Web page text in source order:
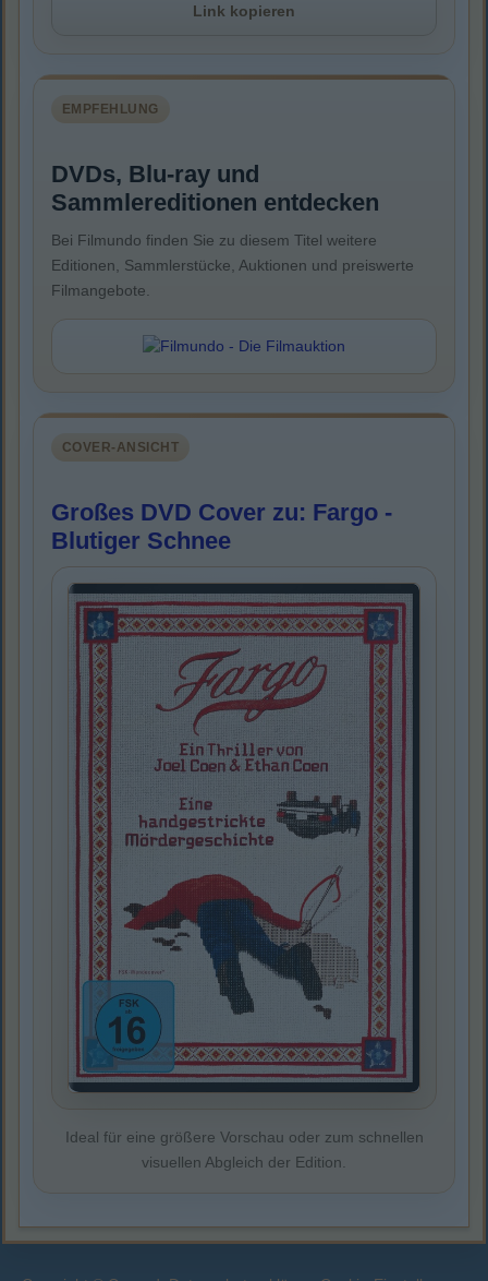
Link kopieren
EMPFEHLUNG
DVDs, Blu-ray und
Sammlereditionen entdecken
Bei Filmundo finden Sie zu diesem Titel weitere
Editionen, Sammlerstücke, Auktionen und preiswerte
Filmangebote.
COVER-ANSICHT
Großes DVD Cover zu: Fargo -
Blutiger Schnee
Ideal für eine größere Vorschau oder zum schnellen
visuellen Abgleich der Edition.